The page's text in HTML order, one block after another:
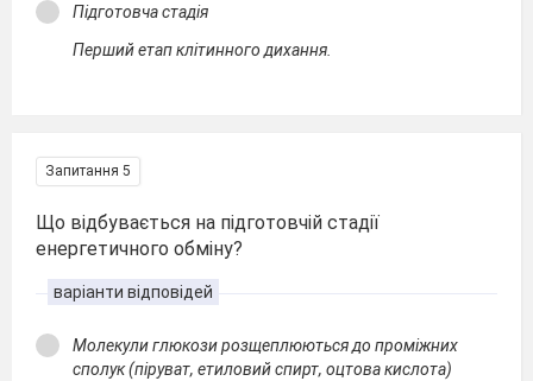
Підготовча стадія
Перший етап клітинного дихання.
Запитання 5
Що відбувається на підготовчій стадії
енергетичного обміну?
варіанти відповідей
Молекули глюкози розщеплюються до проміжних
сполук (піруват, етиловий спирт, оцтова кислота)